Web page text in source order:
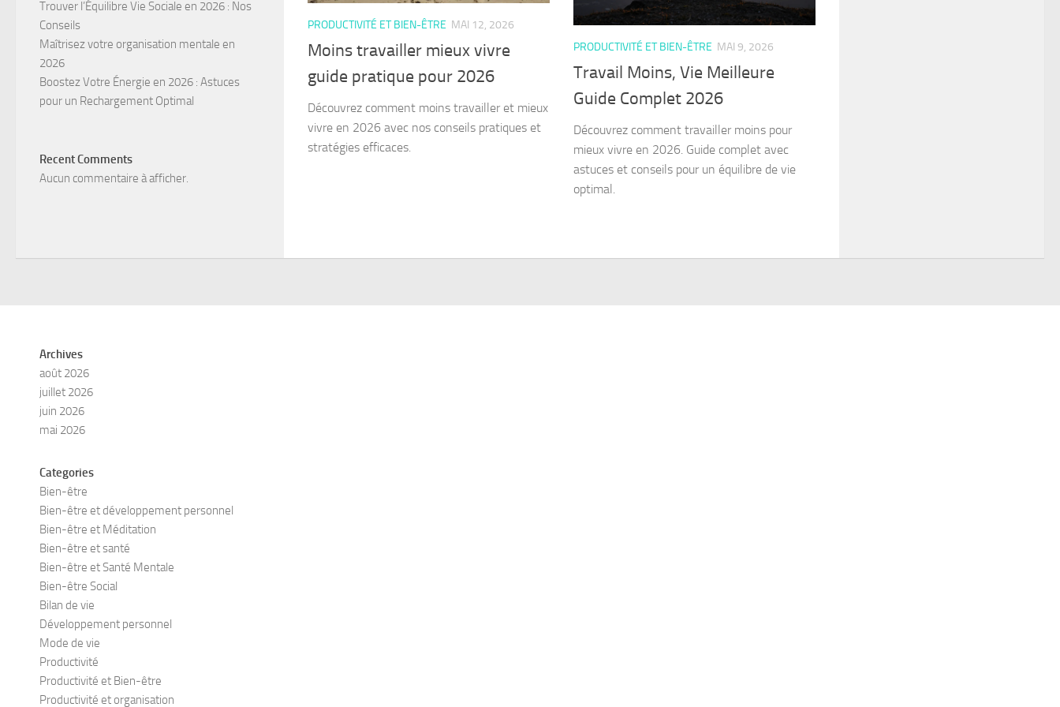
PRODUCTIVITÉ ET BIEN-ÊTRE MAI 12, 2026
Moins travailler mieux vivre
guide pratique pour 2026
Découvrez comment moins travailler et mieux
vivre en 2026 avec nos conseils pratiques et
stratégies efficaces.
PRODUCTIVITÉ ET BIEN-ÊTRE MAI 9, 2026
Travail Moins, Vie Meilleure
Guide Complet 2026
Découvrez comment travailler moins pour
mieux vivre en 2026. Guide complet avec
astuces et conseils pour un équilibre de vie
optimal.
Trouver l’Équilibre Vie Sociale en 2026 : Nos
Conseils
Maîtrisez votre organisation mentale en
2026
Boostez Votre Énergie en 2026 : Astuces
pour un Rechargement Optimal
Recent Comments
Aucun commentaire à afficher.
Archives
août 2026
juillet 2026
juin 2026
mai 2026
Categories
Bien-être
Bien-être et développement personnel
Bien-être et Méditation
Bien-être et santé
Bien-être et Santé Mentale
Bien-être Social
Bilan de vie
Développement personnel
Mode de vie
Productivité
Productivité et Bien-être
Productivité et organisation